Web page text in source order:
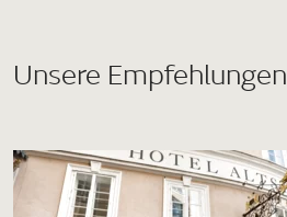
Unsere Empfehlungen